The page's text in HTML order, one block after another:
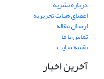
درباره نشریه
اعضای هیات تحریریه
ارسال مقاله
تماس با ما
نقشه سایت
آخرین اخبار